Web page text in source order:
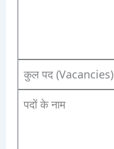
कुल पद (Vacancies)
पदों के नाम